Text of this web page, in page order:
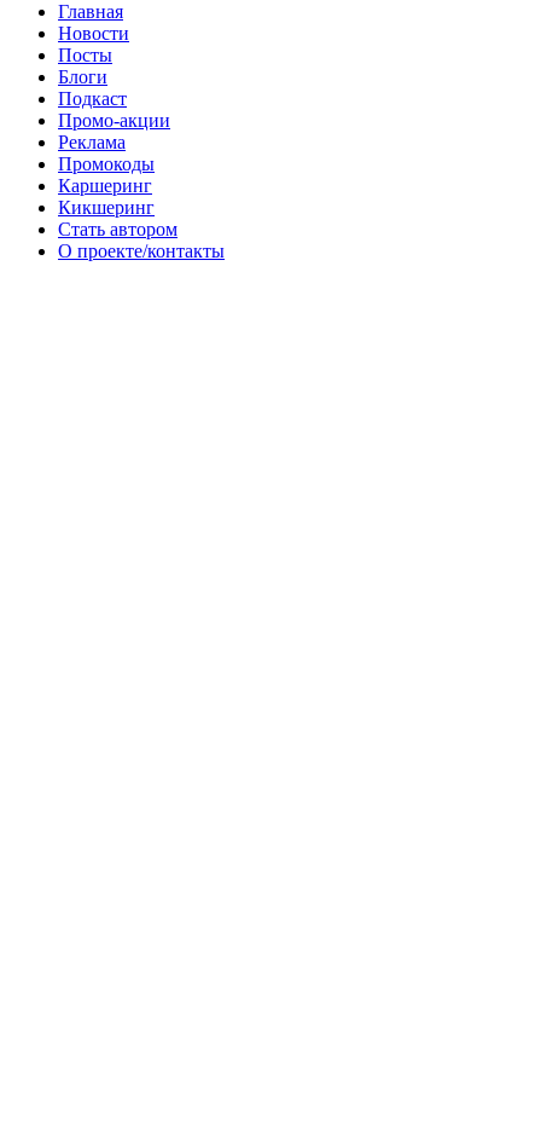
Главная
Новости
Посты
Блоги
Подкаст
Промо-акции
Реклама
Промокоды
Каршеринг
Кикшеринг
Стать автором
О проекте/контакты